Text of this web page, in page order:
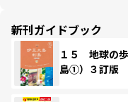
新刊ガイドブック
１５ 地球の
島①）３訂版